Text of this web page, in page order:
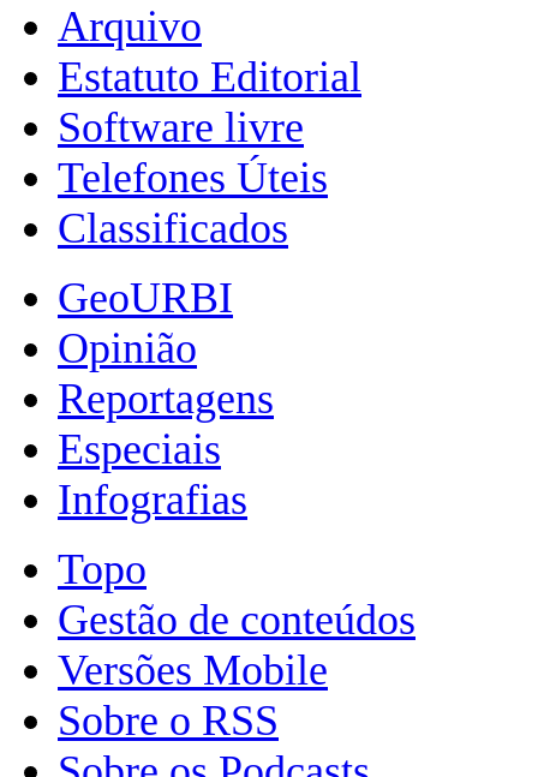
Arquivo
Estatuto Editorial
Software livre
Telefones Úteis
Classificados
GeoURBI
Opinião
Reportagens
Especiais
Infografias
Topo
Gestão de conteúdos
Versões Mobile
Sobre o RSS